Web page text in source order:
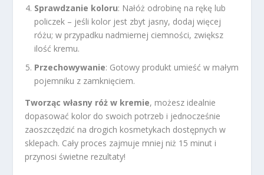
Sprawdzanie koloru: Nałóż odrobinę na rękę lub
policzek – jeśli kolor jest zbyt jasny, dodaj więcej
różu; w przypadku nadmiernej ciemności, zwiększ
ilość kremu.
Przechowywanie: Gotowy produkt umieść w małym
pojemniku z zamknięciem.
Tworząc własny róż w kremie, możesz idealnie
dopasować kolor do swoich potrzeb i jednocześnie
zaoszczędzić na drogich kosmetykach dostępnych w
sklepach. Cały proces zajmuje mniej niż 15 minut i
przynosi świetne rezultaty!